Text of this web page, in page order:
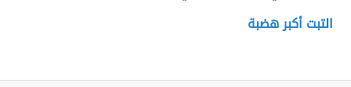
التبت أكبر هضبة